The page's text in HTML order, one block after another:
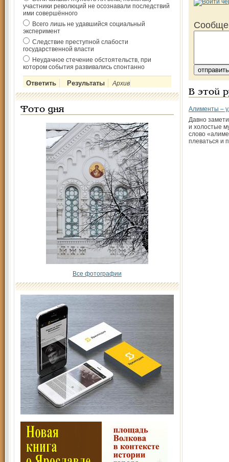
участники революций не осознавали последствий
ими совершённого
Всего лишь не удавшийся социальный
эксперимент
Следствие преступной слабости
государственной власти
Неудачное стечение обстоятельств, при
котором события развивались спонтанно
Архив
Фото дня
Все фотографии
В этой
Алименты –
Давно
и холостые
слово
плеваться и